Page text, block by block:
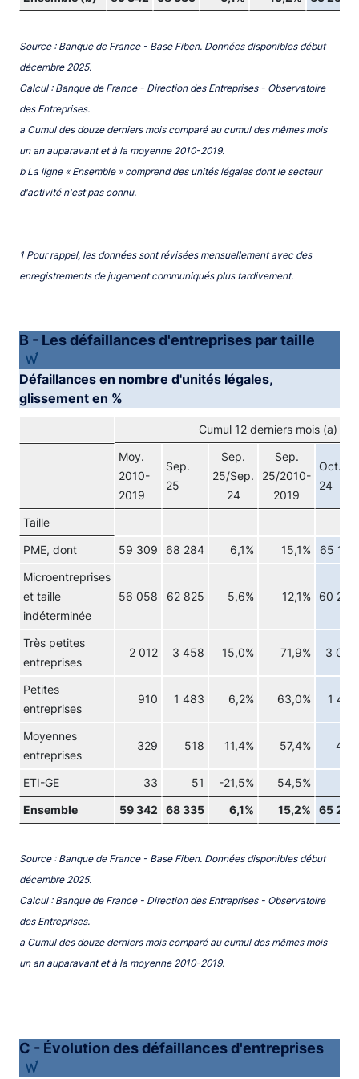
Source : Banque de France - Base Fiben. Données disponibles début
décembre 2025.
Calcul : Banque de France - Direction des Entreprises - Observatoire
des Entreprises.
a Cumul des douze derniers mois comparé au cumul des mêmes mois
un an auparavant et à la moyenne 2010-2019.
b La ligne « Ensemble » comprend des unités légales dont le secteur
d'activité n'est pas connu.
1 Pour rappel, les données sont révisées mensuellement avec des
enregistrements de jugement communiqués plus tardivement.
B - Les défaillances d'entreprises par taille
Défaillances en nombre d'unités légales,
glissement en %
Cumul 12 derniers mois (a)
Moy.
2010-
2019
Sep.
25
Sep.
25/Sep.
24
Sep.
25/2010-
2019
Oct.
24
Taille
PME, dont 59 309 68 284 6,1% 15,1% 65 196
Microentreprises
et taille
indéterminée
56 058 62 825 5,6% 12,1% 60 254
Très petites
entreprises
2 012 3 458 15,0% 71,9% 3 054
Petites
entreprises
910 1 483 6,2% 63,0% 1 424
Moyennes
entreprises
329 518 11,4% 57,4% 464
ETI-GE 33 51 -21,5% 54,5%
Ensemble 59 342 68 335 6,1% 15,2% 65 259
Source : Banque de France - Base Fiben. Données disponibles début
décembre 2025.
Calcul : Banque de France - Direction des Entreprises - Observatoire
des Entreprises.
a Cumul des douze derniers mois comparé au cumul des mêmes mois
un an auparavant et à la moyenne 2010-2019.
C - Évolution des défaillances d'entreprises